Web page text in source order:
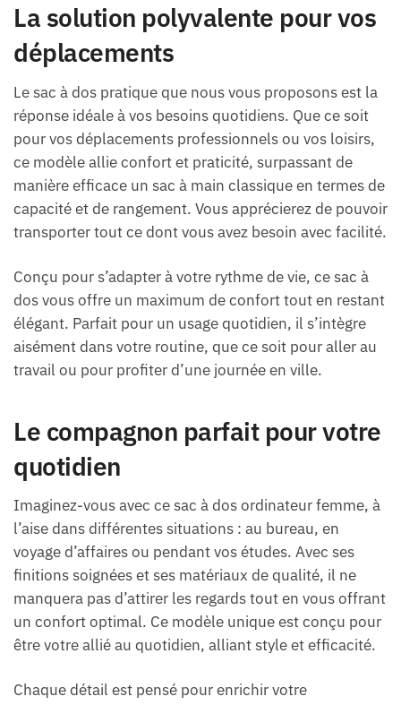
La solution polyvalente pour vos
déplacements
Le sac à dos pratique que nous vous proposons est la
réponse idéale à vos besoins quotidiens. Que ce soit
pour vos déplacements professionnels ou vos loisirs,
ce modèle allie confort et praticité, surpassant de
manière efficace un sac à main classique en termes de
capacité et de rangement. Vous apprécierez de pouvoir
transporter tout ce dont vous avez besoin avec facilité.
Conçu pour s’adapter à votre rythme de vie, ce sac à
dos vous offre un maximum de confort tout en restant
élégant. Parfait pour un usage quotidien, il s’intègre
aisément dans votre routine, que ce soit pour aller au
travail ou pour profiter d’une journée en ville.
Le compagnon parfait pour votre
quotidien
Imaginez-vous avec ce sac à dos ordinateur femme, à
l’aise dans différentes situations : au bureau, en
voyage d’affaires ou pendant vos études. Avec ses
finitions soignées et ses matériaux de qualité, il ne
manquera pas d’attirer les regards tout en vous offrant
un confort optimal. Ce modèle unique est conçu pour
être votre allié au quotidien, alliant style et efficacité.
Chaque détail est pensé pour enrichir votre